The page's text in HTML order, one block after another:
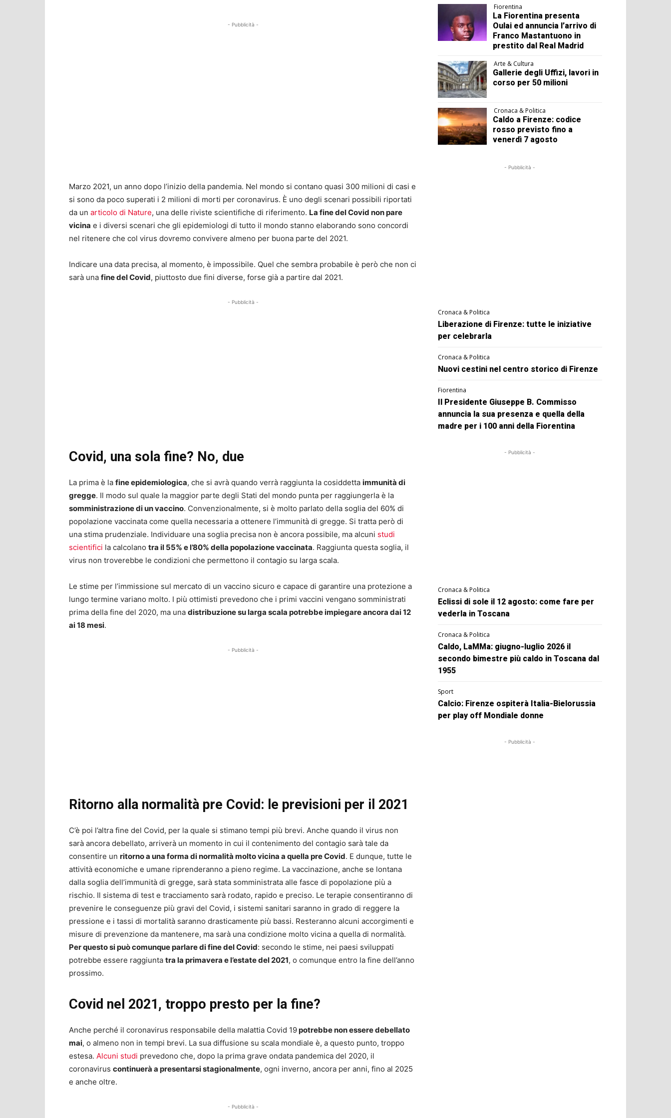
- Pubblicità -
Marzo 2021, un anno dopo l’inizio della pandemia. Nel mondo si contano quasi 300 milioni di casi e
si sono da poco superati i 2 milioni di morti per coronavirus. È uno degli scenari possibili riportati
da un articolo di Nature, una delle riviste scientifiche di riferimento. La fine del Covid non pare
vicina e i diversi scenari che gli epidemiologi di tutto il mondo stanno elaborando sono concordi
nel ritenere che col virus dovremo convivere almeno per buona parte del 2021.
Indicare una data precisa, al momento, è impossibile. Quel che sembra probabile è però che non ci
sarà una fine del Covid, piuttosto due fini diverse, forse già a partire dal 2021.
- Pubblicità -
Covid, una sola fine? No, due
La prima è la fine epidemiologica, che si avrà quando verrà raggiunta la cosiddetta immunità di
gregge. Il modo sul quale la maggior parte degli Stati del mondo punta per raggiungerla è la
somministrazione di un vaccino. Convenzionalmente, si è molto parlato della soglia del 60% di
popolazione vaccinata come quella necessaria a ottenere l’immunità di gregge. Si tratta però di
una stima prudenziale. Individuare una soglia precisa non è ancora possibile, ma alcuni studi
scientifici la calcolano tra il 55% e l’80% della popolazione vaccinata. Raggiunta questa soglia, il
virus non troverebbe le condizioni che permettono il contagio su larga scala.
Le stime per l’immissione sul mercato di un vaccino sicuro e capace di garantire una protezione a
lungo termine variano molto. I più ottimisti prevedono che i primi vaccini vengano somministrati
prima della fine del 2020, ma una distribuzione su larga scala potrebbe impiegare ancora dai 12
ai 18 mesi.
- Pubblicità -
Ritorno alla normalità pre Covid: le previsioni per il 2021
C’è poi l’altra fine del Covid, per la quale si stimano tempi più brevi. Anche quando il virus non
sarà ancora debellato, arriverà un momento in cui il contenimento del contagio sarà tale da
consentire un ritorno a una forma di normalità molto vicina a quella pre Covid. E dunque, tutte le
attività economiche e umane riprenderanno a pieno regime. La vaccinazione, anche se lontana
dalla soglia dell’immunità di gregge, sarà stata somministrata alle fasce di popolazione più a
rischio. Il sistema di test e tracciamento sarà rodato, rapido e preciso. Le terapie consentiranno di
prevenire le conseguenze più gravi del Covid, i sistemi sanitari saranno in grado di reggere la
pressione e i tassi di mortalità saranno drasticamente più bassi. Resteranno alcuni accorgimenti e
misure di prevenzione da mantenere, ma sarà una condizione molto vicina a quella di normalità.
Per questo si può comunque parlare di fine del Covid: secondo le stime, nei paesi sviluppati
potrebbe essere raggiunta tra la primavera e l’estate del 2021, o comunque entro la fine dell’anno
prossimo.
Covid nel 2021, troppo presto per la fine?
Anche perché il coronavirus responsabile della malattia Covid 19potrebbe non essere debellato
mai, o almeno non in tempi brevi. La sua diffusione su scala mondiale è, a questo punto, troppo
estesa. Alcuni studi prevedono che, dopo la prima grave ondata pandemica del 2020, il
coronavirus continuerà a presentarsi stagionalmente, ogni inverno, ancora per anni, fino al 2025
e anche oltre.
- Pubblicità -
Fiorentina
La Fiorentina presenta
Oulai ed annuncia l’arrivo di
Franco Mastantuono in
prestito dal Real Madrid
Arte & Cultura
Gallerie degli Uffizi, lavori in
corso per 50 milioni
Cronaca & Politica
Caldo a Firenze: codice
rosso previsto fino a
venerdì 7 agosto
- Pubblicità -
Cronaca & Politica
Liberazione di Firenze: tutte le iniziative
per celebrarla
Cronaca & Politica
Nuovi cestini nel centro storico di Firenze
Fiorentina
Il Presidente Giuseppe B. Commisso
annuncia la sua presenza e quella della
madre per i 100 anni della Fiorentina
- Pubblicità -
Cronaca & Politica
Eclissi di sole il 12 agosto: come fare per
vederla in Toscana
Cronaca & Politica
Caldo, LaMMa: giugno-luglio 2026 il
secondo bimestre più caldo in Toscana dal
1955
Sport
Calcio: Firenze ospiterà Italia-Bielorussia
per play off Mondiale donne
- Pubblicità -